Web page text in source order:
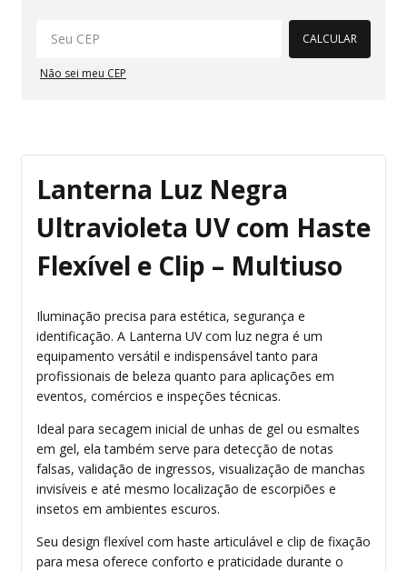
Alterar CEP
CALCULAR
Não sei meu CEP
Lanterna Luz Negra
Ultravioleta UV com Haste
Flexível e Clip – Multiuso
Iluminação precisa para estética, segurança e
identificação. A Lanterna UV com luz negra é um
equipamento versátil e indispensável tanto para
profissionais de beleza quanto para aplicações em
eventos, comércios e inspeções técnicas.
Ideal para secagem inicial de unhas de gel ou esmaltes
em gel, ela também serve para detecção de notas
falsas, validação de ingressos, visualização de manchas
invisíveis e até mesmo localização de escorpiões e
insetos em ambientes escuros.
Seu design flexível com haste articulável e clip de fixação
para mesa oferece conforto e praticidade durante o